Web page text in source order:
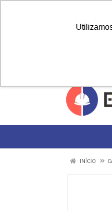
INÍCIO